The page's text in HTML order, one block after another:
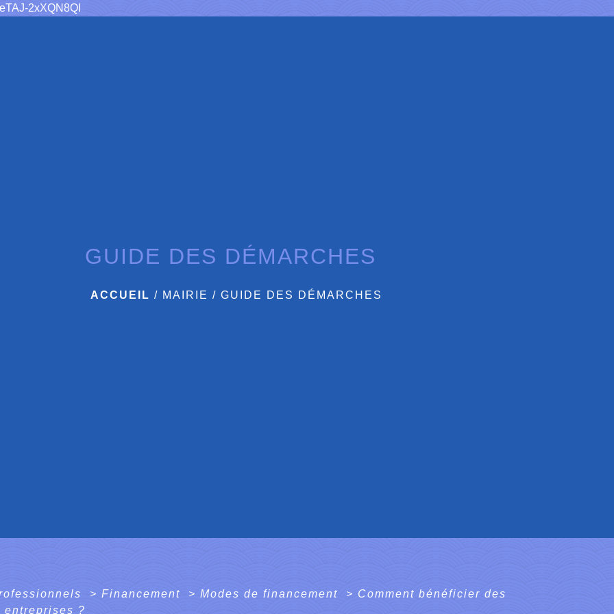
2xXQN8QI
GUIDE DES DÉMARCHES
ACCUEIL / MAIRIE / GUIDE DES DÉMARCHES
> Financement > Modes de financement > Comment bénéficier des
entreprises ?